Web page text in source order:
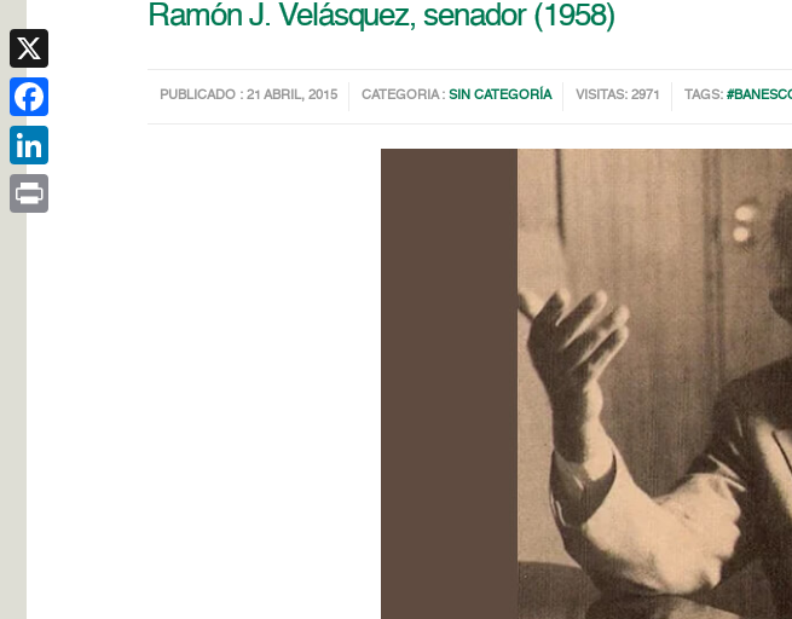
Ramón J. Velásquez, senador (1958)
PUBLICADO : 21 ABRIL, 2015 CATEGORIA :SIN CATEGORÍA VISITAS: 2971 TAGS:
X
Facebook
LinkedIn